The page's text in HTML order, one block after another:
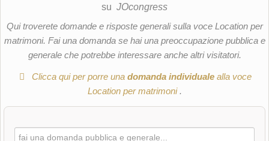
su JOcongress
Qui troverete domande e risposte generali sulla voce Location per
matrimoni. Fai una domanda se hai una preoccupazione pubblica e
generale che potrebbe interessare anche altri visitatori.
Clicca qui per porre una domanda individualealla voce
Location per matrimoni .